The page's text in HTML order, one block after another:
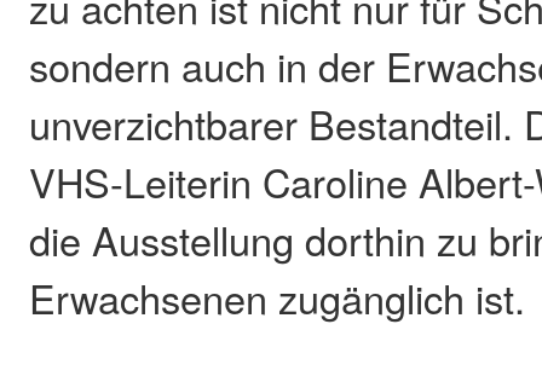
sondern auch in der
unverzichtbarer Bestandteil.
VHS-Leiterin Caroline
die Ausstellung dorthin zu
Erwachsenen zugänglich ist.